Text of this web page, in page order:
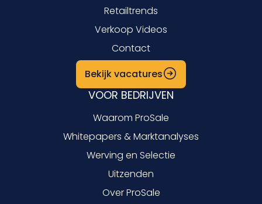
Retailtrends
Verkoop Videos
Contact
Bekijk vacatures
VOOR BEDRIJVEN
Waarom ProSale
Whitepapers & Marktanalyses
Werving en Selectie
Uitzenden
Over ProSale